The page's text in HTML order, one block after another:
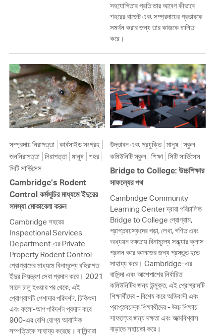
সহযোগিতার প্রতি তার আবেগ কীভাবে
শহরের বাজেট এবং সম্প্রদায়ের প্রভাবকে
সমর্থন করার জন্য তার কাজকে চালিত
করে।
সম্প্রদায় নিরাপত্তা কার্বসাইড সংগ্রহ
জননিরাপত্তা নিরাপত্তা মানুষ শহর
সিটি সার্ভিসেস
Cambridge’s Rodent
Control কর্মসূচির মাধ্যমে ইঁদুরের
সমস্যা মোকাবেলা করুন
Cambridge শহরের
Inspectional Services
Department-এর Private
Property Rodent Control
প্রোগ্রামের মাধ্যমে বিনামূল্যে বহিরাগত
ইঁদুর নিয়ন্ত্রণ সেবা প্রদান করে। 2021
সালে চালু হওয়ার পর থেকে, এই
প্রোগ্রামটি পেশাদার পরিদর্শন, চিকিৎসা
এবং ফলো-আপ পরিদর্শন প্রদান করে
900-এর বেশি যোগ্য আবাসিক
সম্পত্তিকে সাহায্য করেছে। বাসিন্দারা
উদ্ভাবন এবং প্রযুক্তি মানুষ স্কুল
কমিউনিটি স্কুল শিক্ষা সিটি সার্ভিসেস
Bridge to College: উচ্চশিক্ষার
সাফল্যের পথ
Cambridge Community
Learning Center দ্বারা পরিচালিত
Bridge to College প্রোগ্রাম,
প্রাপ্তবয়স্কদের পড়া, লেখা, গণিত এবং
অধ্যয়ন দক্ষতায় বিনামূল্যে সন্ধ্যার ক্লাস
প্রদান করে কলেজের জন্য প্রস্তুত হতে
সাহায্য করে। Cambridge-এর
বাসিন্দা এবং আশেপাশের নির্বাচিত
কমিউনিটির জন্য উন্মুক্ত, এই প্রোগ্রামটি
শিক্ষার্থীদের - বিশেষ করে অভিবাসী এবং
প্রাপ্তবয়স্ক শিক্ষার্থীদের - উচ্চ শিক্ষায়
সাফল্যের জন্য দক্ষতা এবং আত্মবিশ্বাস
বাড়াতে সহায়তা করে।